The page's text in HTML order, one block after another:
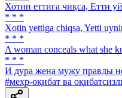
Хотин еттига чиқса, Етти
* * *
Xotin yettiga chiqsa, Yetti
* * *
A woman conceals what she
* * *
И дура жена мужу правды
#меҳр-оқибат ва